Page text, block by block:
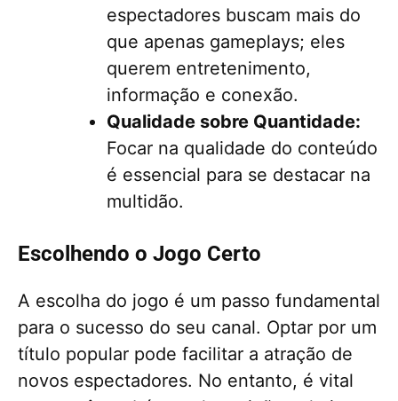
espectadores buscam mais do
que apenas gameplays; eles
querem entretenimento,
informação e conexão.
Qualidade sobre Quantidade:
Focar na qualidade do conteúdo
é essencial para se destacar na
multidão.
Escolhendo o Jogo Certo
A escolha do jogo é um passo fundamental
para o sucesso do seu canal. Optar por um
título popular pode facilitar a atração de
novos espectadores. No entanto, é vital